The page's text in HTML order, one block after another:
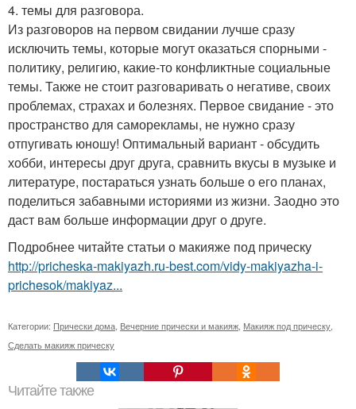
4. темы для разговора.
Из разговоров на первом свидании лучше сразу
исключить темы, которые могут оказаться спорными -
политику, религию, какие-то конфликтные социальные
темы. Также не стоит разговаривать о негативе, своих
проблемах, страхах и болезнях. Первое свидание - это
пространство для саморекламы, не нужно сразу
отпугивать юношу! Оптимальный вариант - обсудить
хобби, интересы друг друга, сравнить вкусы в музыке и
литературе, постараться узнать больше о его планах,
поделиться забавными историями из жизни. Заодно это
даст вам больше информации друг о друге.
Подробнее читайте статьи о макияже под прическу
http://pricheska-makiyazh.ru-best.com/vidy-makiyazha-i-
prichesok/makiyaz...
Категории: Прически дома Вечерние прически и макияж Макияж под прическу
Сделать макияж прическу
Читайте также